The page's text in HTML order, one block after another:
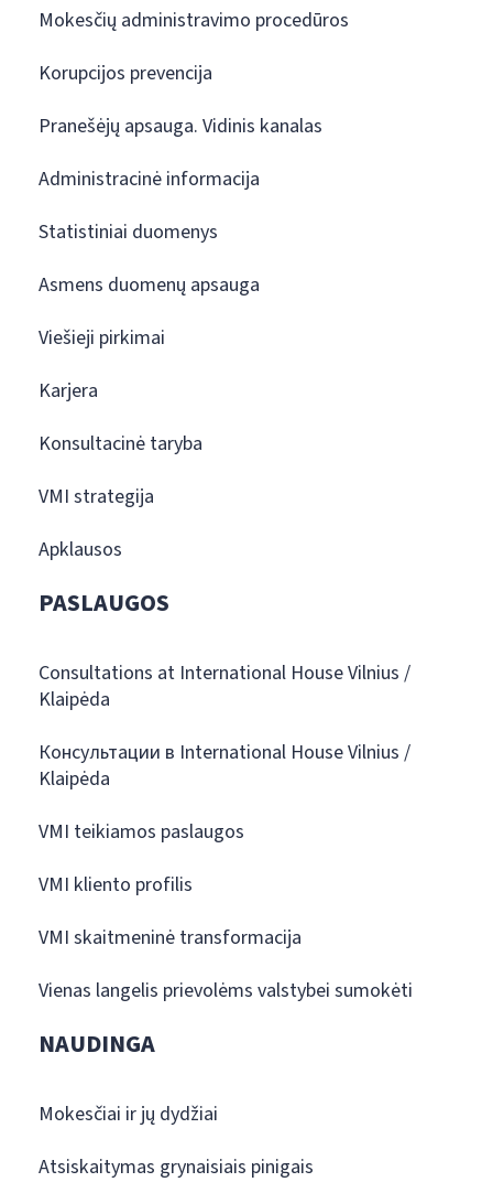
Mokesčių administravimo procedūros
Korupcijos prevencija
Pranešėjų apsauga. Vidinis kanalas
Administracinė informacija
Statistiniai duomenys
Asmens duomenų apsauga
Viešieji pirkimai
Karjera
Konsultacinė taryba
VMI strategija
Apklausos
PASLAUGOS
Consultations at International House Vilnius /
Klaipėda
Консультации в International House Vilnius /
Klaipėda
VMI teikiamos paslaugos
VMI kliento profilis
VMI skaitmeninė transformacija
Vienas langelis prievolėms valstybei sumokėti
NAUDINGA
Mokesčiai ir jų dydžiai
Atsiskaitymas grynaisiais pinigais